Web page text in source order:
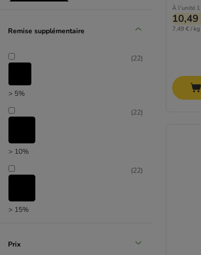
Remise supplémentaire
> 5%
(22)
> 10%
(22)
> 15%
(22)
Prix
À l'unité
10,49
7,49 € / kg